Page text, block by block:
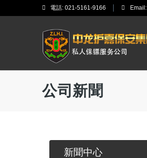
電話: 021-5161-9166 Email:
公司新聞
新聞中心